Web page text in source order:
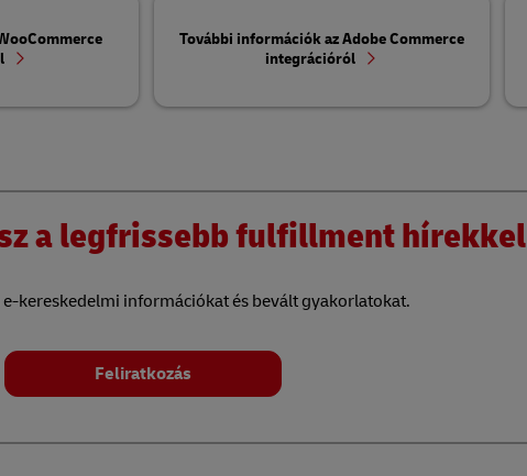
További információk az Adobe Commerce
integrációról
a legfrissebb fulfillment hírekkel
kereskedelmi információkat és bevált gyakorlatokat.
Feliratkozás